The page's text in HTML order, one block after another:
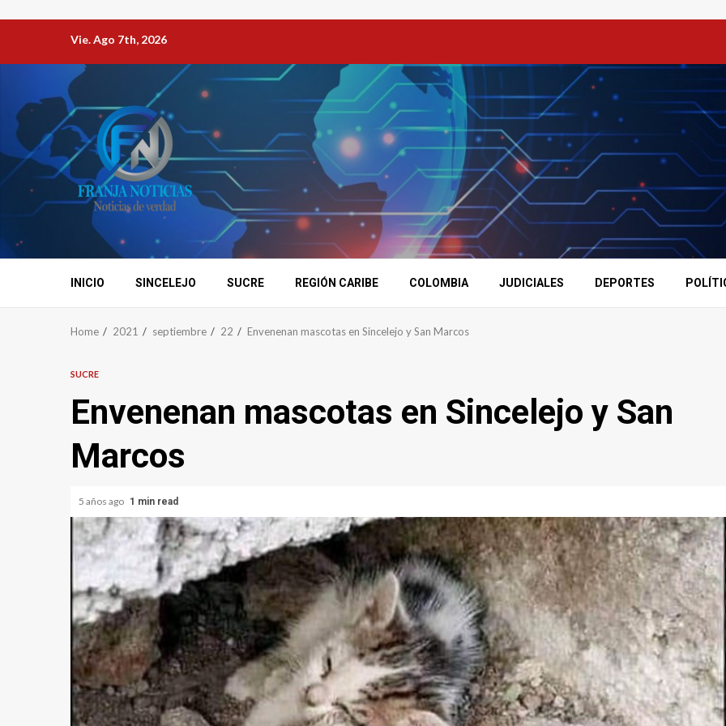
Vie. Ago 7th, 2026
INICIO SINCELEJO SUCRE REGIÓN CARIBE COLOMBIA JUDICIALES DEPORTES
Home 2021 septiembre 22 Envenenan mascotas en Sincelejo y San Marcos
SUCRE
Envenenan mascotas en Sincelejo y San
Marcos
5 años ago 1 min read